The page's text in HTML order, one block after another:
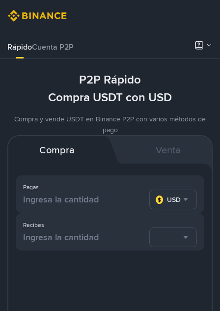
RápidoCuenta P2P
P2P Rápido
Compra USDT con USD
Compra y vende USDT en Binance P2P con varios métodos de
pago
Compra Venta
Pagas
USD
Recibes